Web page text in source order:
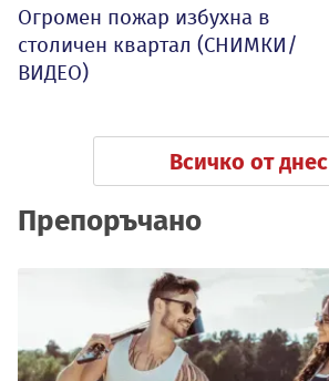
Огромен пожар избухна в
столичен квартал (СНИМКИ/
ВИДЕО)
Всичко от днес
Препоръчано